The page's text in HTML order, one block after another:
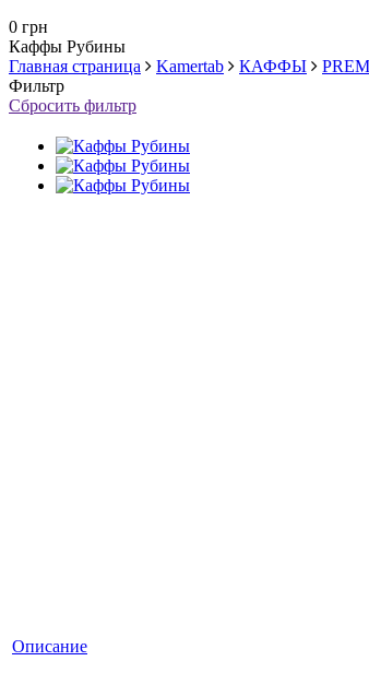
0 грн
Каффы Рубины
Главная страница
Kamertab КАФФЫ
Фильтр
Сбросить фильтр
Описание